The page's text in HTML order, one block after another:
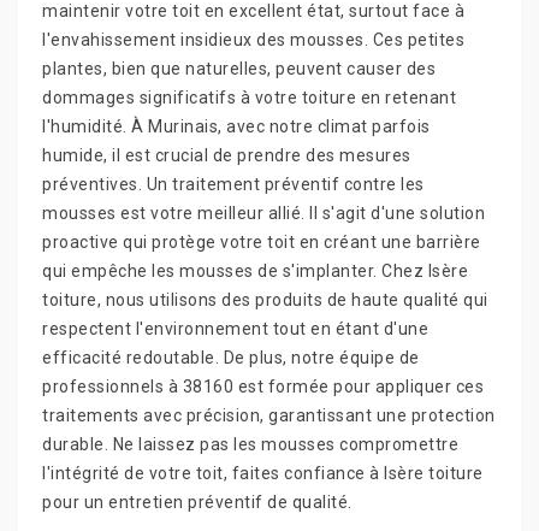
maintenir votre toit en excellent état, surtout face à
l'envahissement insidieux des mousses. Ces petites
plantes, bien que naturelles, peuvent causer des
dommages significatifs à votre toiture en retenant
l'humidité. À Murinais, avec notre climat parfois
humide, il est crucial de prendre des mesures
préventives. Un traitement préventif contre les
mousses est votre meilleur allié. Il s'agit d'une solution
proactive qui protège votre toit en créant une barrière
qui empêche les mousses de s'implanter. Chez Isère
toiture, nous utilisons des produits de haute qualité qui
respectent l'environnement tout en étant d'une
efficacité redoutable. De plus, notre équipe de
professionnels à 38160 est formée pour appliquer ces
traitements avec précision, garantissant une protection
durable. Ne laissez pas les mousses compromettre
l'intégrité de votre toit, faites confiance à Isère toiture
pour un entretien préventif de qualité.